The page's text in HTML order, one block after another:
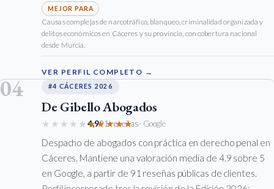
Causas complejas de narcotráfico, blanqueo, criminalidad organizada y
delitos económicos en Cáceres y su provincia, con cobertura nacional
desde Murcia.
VER PERFIL COMPLETO →
04 #4 CÁCERES 2026
De Gibello Abogados
★★★★★★★★★★
4,991 reseñas· Google
Despacho de abogados con práctica en derecho penal en
Cáceres. Mantiene una valoración media de 4.9 sobre 5
en Google, a partir de 91 reseñas públicas de clientes.